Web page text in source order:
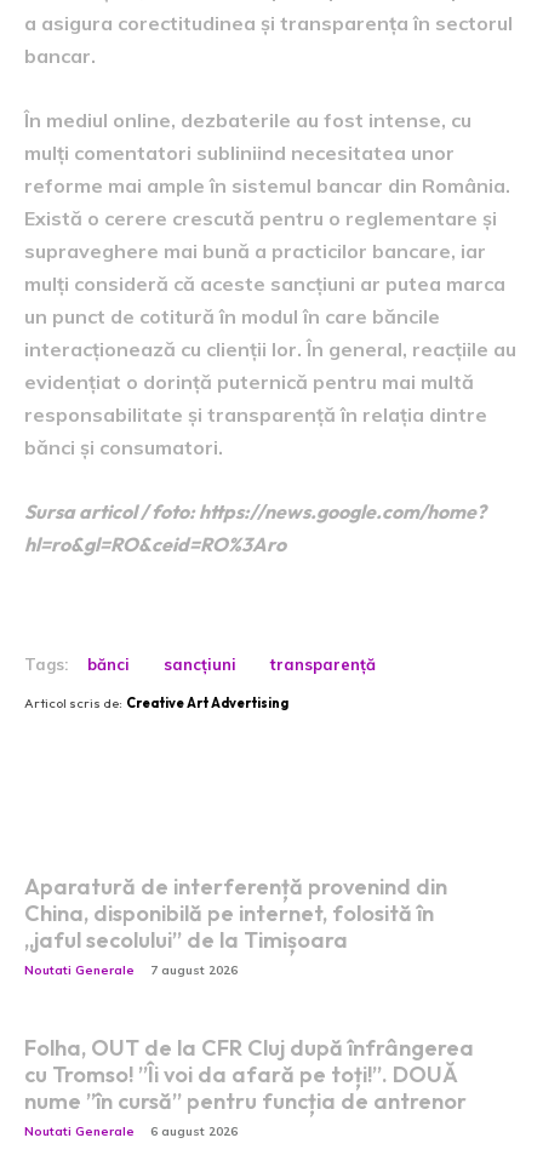
a asigura corectitudinea și transparența în sectorul
bancar.
În mediul online, dezbaterile au fost intense, cu
mulți comentatori subliniind necesitatea unor
reforme mai ample în sistemul bancar din România.
Există o cerere crescută pentru o reglementare și
supraveghere mai bună a practicilor bancare, iar
mulți consideră că aceste sancțiuni ar putea marca
un punct de cotitură în modul în care băncile
interacționează cu clienții lor. În general, reacțiile au
evidențiat o dorință puternică pentru mai multă
responsabilitate și transparență în relația dintre
bănci și consumatori.
Sursa articol / foto: https://news.google.com/home?
hl=ro&gl=RO&ceid=RO%3Aro
Tags: bănci sancțiuni transparență
Articol scris de: Creative Art Advertising
Aparatură de interferență provenind din
China, disponibilă pe internet, folosită în
„jaful secolului” de la Timișoara
Noutati Generale 7 august 2026
Folha, OUT de la CFR Cluj după înfrângerea
cu Tromso! ”Îi voi da afară pe toți!”. DOUĂ
nume ”în cursă” pentru funcția de antrenor
Noutati Generale 6 august 2026